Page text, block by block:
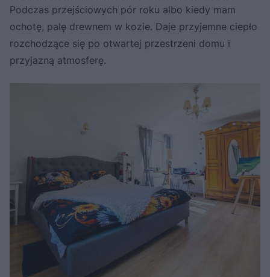
Podczas przejściowych pór roku albo kiedy mam
ochotę, palę drewnem w kozie. Daje przyjemne ciepło
rozchodzące się po otwartej przestrzeni domu i
przyjazną atmosferę.